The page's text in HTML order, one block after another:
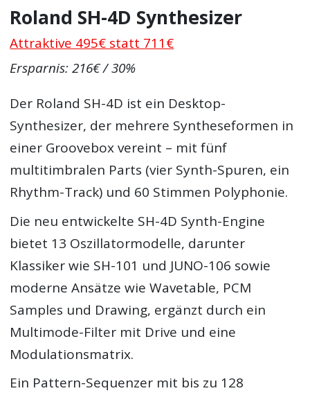
Roland SH-4D Synthesizer
Attraktive 495€ statt 711€
Ersparnis: 216€ / 30%
Der Roland SH-4D ist ein Desktop-
Synthesizer, der mehrere Syntheseformen in
einer Groovebox vereint – mit fünf
multitimbralen Parts (vier Synth-Spuren, ein
Rhythm-Track) und 60 Stimmen Polyphonie.
Die neu entwickelte SH-4D Synth-Engine
bietet 13 Oszillatormodelle, darunter
Klassiker wie SH-101 und JUNO-106 sowie
moderne Ansätze wie Wavetable, PCM
Samples und Drawing, ergänzt durch ein
Multimode-Filter mit Drive und eine
Modulationsmatrix.
Ein Pattern-Sequenzer mit bis zu 128